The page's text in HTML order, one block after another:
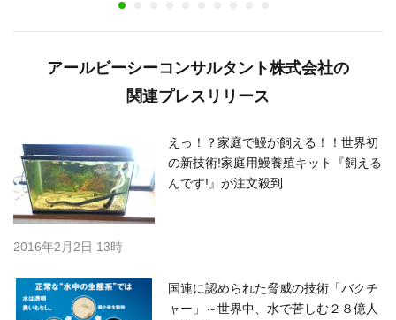
アールビーシーコンサルタント株式会社の
関連プレスリリース
えっ！？家庭で鰻が飼える！！世界初
の新技術!家庭用鰻養殖キット『飼える
んです!』が注文殺到
2016年2月2日 13時
国連に認められた脅威の技術「バクチ
ャー」～世界中、水で苦しむ２８億人